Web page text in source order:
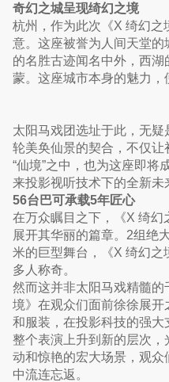
奇幻之城呈现绮幻之境
杭州，作为此次《X 绮幻之
意。这座被誉为人间天堂
的名胜古迹闻名中外，西
蒙。这座城市本身的魅力，
太阳马戏团选址于此，无
轮美奂仙景的契合，不仅
“仙境”之中，也为这座即将
来投影视听技术下的全新未
56台巴可承载5年匠心
在万众瞩目之下，《X 绮幻
展开其华丽的篇章。2组绝
米的巨型舞台，《X 绮幻之
多人称奇。
然而这并非太阳马戏精髓
境》在观众们面前徐徐展
和服装，在投影科技的强
整个表演上升到新的层次
动和惊艳的宏大场景，观
中流连忘返。